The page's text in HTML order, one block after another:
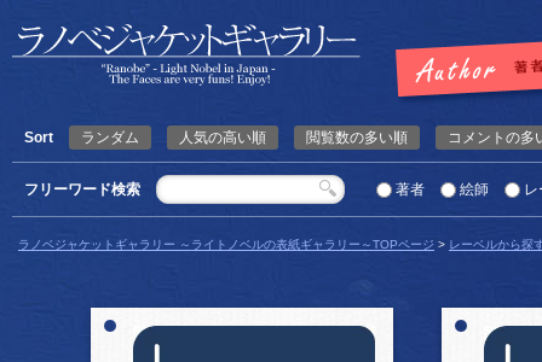
Sort ランダム 人気の高い順 閲覧数の多い順 コメントの多
フリーワード検索 著者 絵師 レ
ラノベジャケットギャラリー ～ライトノベルの表紙ギャラリー～TOPページ > レーベルから探